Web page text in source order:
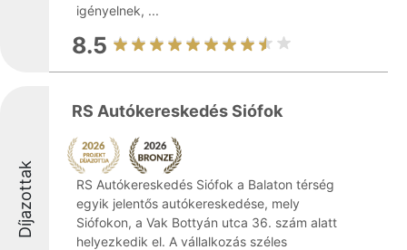
igényelnek, ...
8.5
Díjazottak
RS Autókereskedés Siófok
RS Autókereskedés Siófok a Balaton térség
egyik jelentős autókereskedése, mely
Siófokon, a Vak Bottyán utca 36. szám alatt
helyezkedik el. A vállalkozás széles